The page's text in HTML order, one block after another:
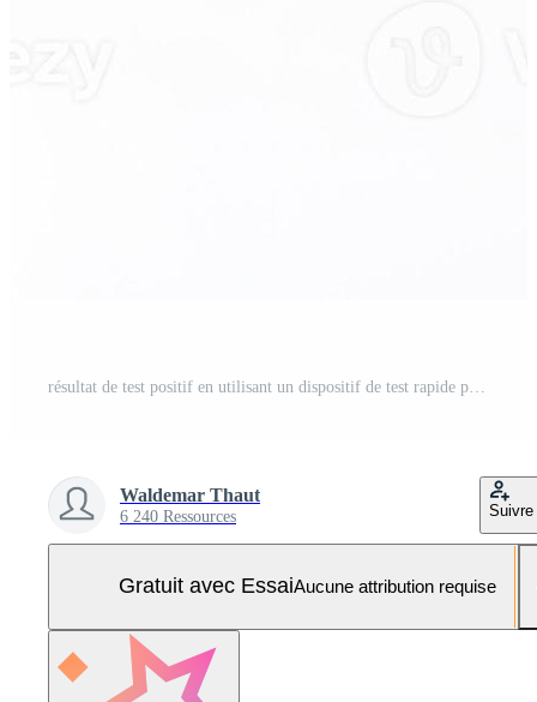
Waldemar Thaut
6 240 Ressources Suivre
Gratuit avec EssaiAucune attribution requise